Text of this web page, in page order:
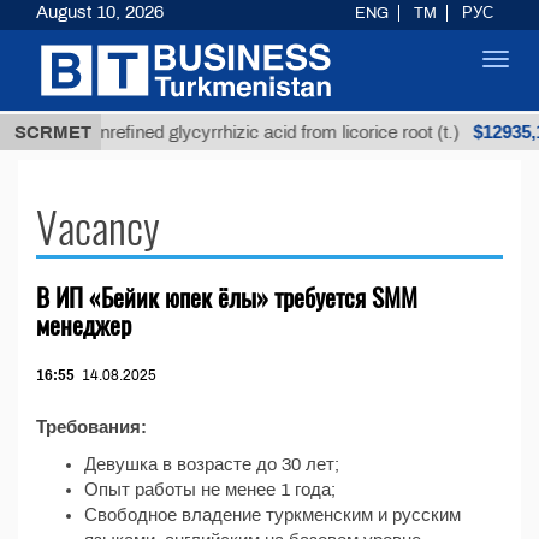
SCRMETUnrefined glycyrrhizic acid from licorice root (t.)
Vacancy
В ИП «Бейик юпек ёлы» требуется SMM
менеджер
16:55 14.08.2025
Требования:
Девушка в возрасте до 30 лет;
Опыт работы не менее 1 года;
Свободное владение туркменским и русским
August 10, 2026 ENG TM РУС